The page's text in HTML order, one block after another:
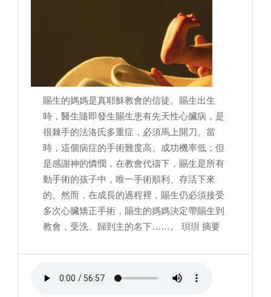
賜生的媽媽是真耶穌教會的信徒。賜生出生
時，醫生隨即發生賜生患有先天性心臟病，是
很棘手的法洛氏多重症，必須馬上開刀。當
時，這個病症的手術難度高、成功機率低；但
是感謝神的憐憫，在教會代禱下，賜生是所有
動手術的孩子中，唯一手術順利、存活下來
的。然而，在成長的過程裡，賜生仍必須接受
多次心臟矯正手術，賜生的媽媽決定帶賜生到
教會，受洗、歸到主的名下……。 珼珼 摘要